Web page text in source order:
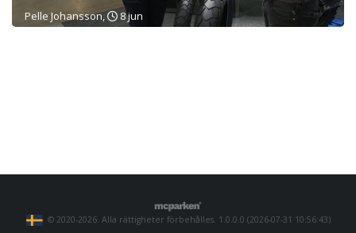
Pelle Johansson, 8 jun
© 2020-2026. Alla rättigheter förbehålles. 1.0.0.0 (2026-07-31 10:56:43)